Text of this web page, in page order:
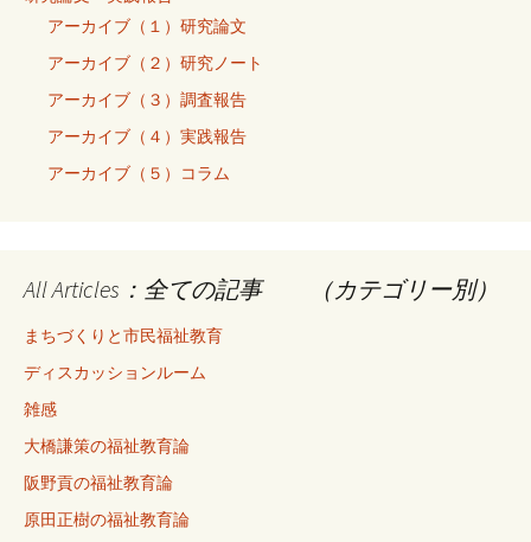
アーカイブ（１）研究論文
アーカイブ（２）研究ノート
アーカイブ（３）調査報告
アーカイブ（４）実践報告
アーカイブ（５）コラム
All Articles：全ての記事 （カテゴリー別）
まちづくりと市民福祉教育
ディスカッションルーム
雑感
大橋謙策の福祉教育論
阪野貢の福祉教育論
原田正樹の福祉教育論